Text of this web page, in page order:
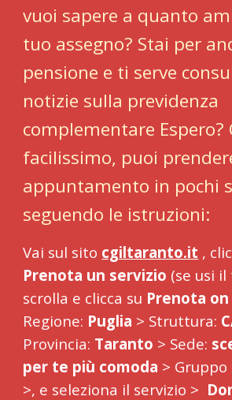
vuoi sapere a quanto
tuo assegno? Stai per
pensione e ti serve
notizie sulla previdenza
complementare Espero?
facilissimo, puoi
appuntamento in pochi
seguendo le istruzioni:
Vai sul sito cgiltaranto.it ,
Prenota un servizio (se usi il
scrolla e clicca su Prenota
Regione: Puglia > Struttura:
Provincia: Taranto > Sede:
per te più comoda > Gruppo
>, e seleziona il servizio >